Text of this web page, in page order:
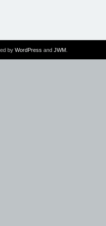
by WordPress and JWM